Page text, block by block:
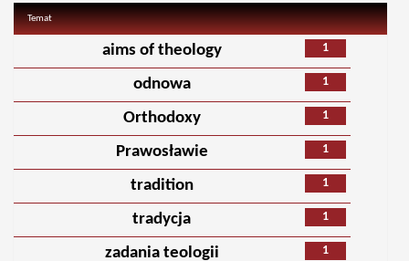
Temat
1
aims of theology
1
odnowa
1
Orthodoxy
1
Prawosławie
1
tradition
1
tradycja
1
zadania teologii